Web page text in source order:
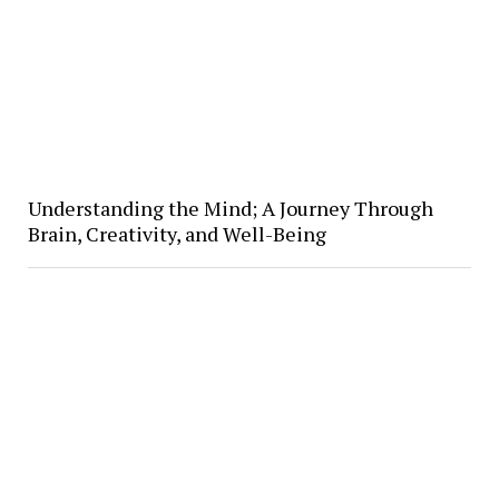
Understanding the Mind; A Journey Through
Brain, Creativity, and Well-Being